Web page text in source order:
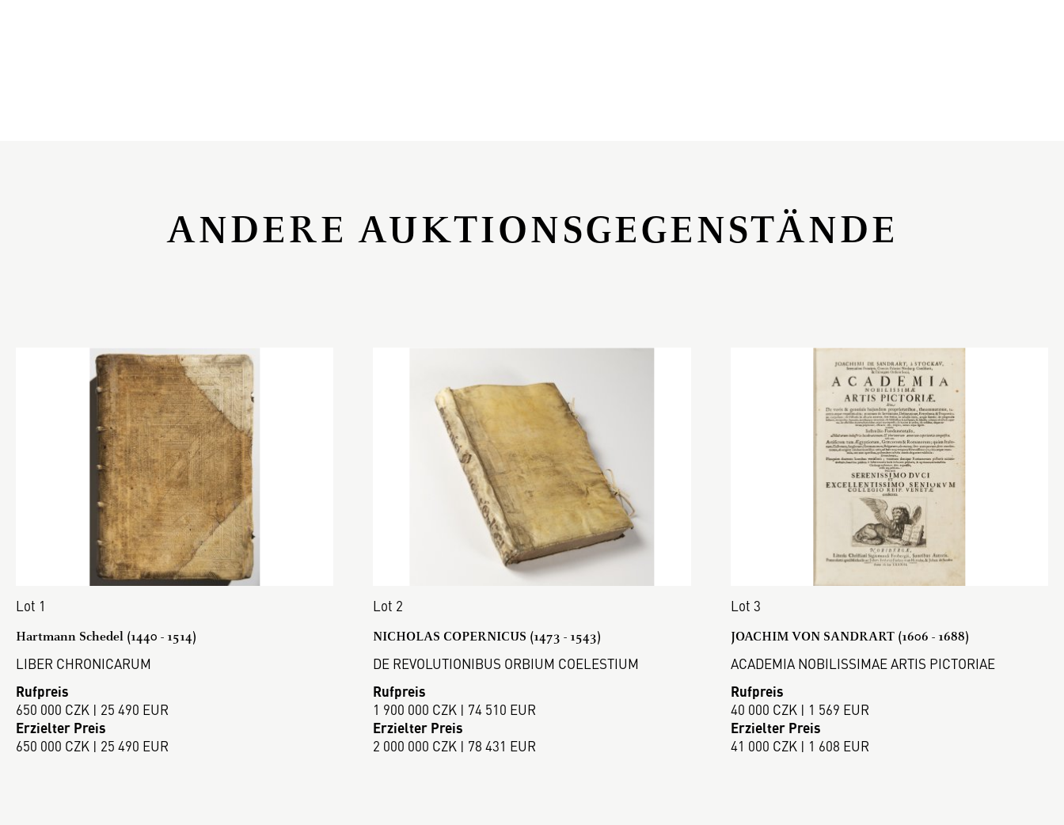
ANDERE AUKTIONSGEGENSTÄNDE
Lot 1
Hartmann Schedel (1440 - 1514)
LIBER CHRONICARUM
Rufpreis
650 000 CZK | 25 490 EUR
Erzielter Preis
650 000 CZK | 25 490 EUR
Lot 2
NICHOLAS COPERNICUS (1473 - 1543)
DE REVOLUTIONIBUS ORBIUM COELESTIUM
Rufpreis
1 900 000 CZK | 74 510 EUR
Erzielter Preis
2 000 000 CZK | 78 431 EUR
Lot 3
JOACHIM VON SANDRART (1606 - 1688)
ACADEMIA NOBILISSIMAE ARTIS PICTORIAE
Rufpreis
40 000 CZK | 1 569 EUR
Erzielter Preis
41 000 CZK | 1 608 EUR